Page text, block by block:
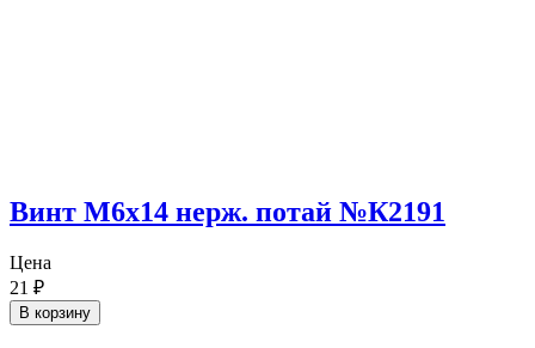
Винт М6х14 нерж. потай №К2191
Цена
21 ₽
В корзину